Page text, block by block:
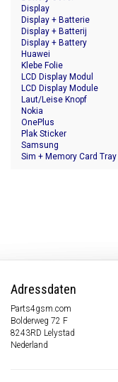
Display
Display + Batterie
Display + Batterij
Display + Battery
Huawei
Klebe Folie
LCD Display Modul
LCD Display Module
Laut/Leise Knopf
Nokia
OnePlus
Plak Sticker
Samsung
Sim + Memory Card
Adressdaten
Parts4gsm.com
Bolderweg 72 F
8243RD Lelystad
Nederland